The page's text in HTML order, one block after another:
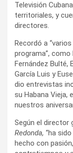
Televisión
territoriales, y
directores.
Recordó a
programa”, como
Fernández Bulté,
García Luis y
dio entrevistas
su Habana Vieja,
nuestros
Según el director
Redonda, “ha
hecho con